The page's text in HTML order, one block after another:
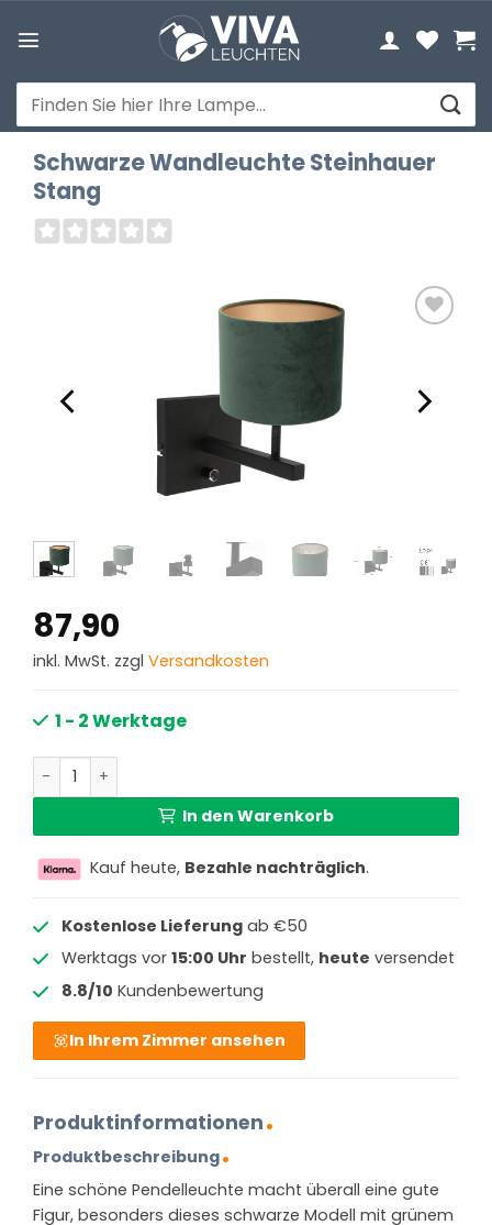
Inhalt
Suchen
nach:
Schwarze Wandleuchte Steinhauer
Stang
87,90
inkl. MwSt. zzgl Versandkosten
1 - 2 Werktage
Schwarze Wandleuchte Steinhauer Stang Menge
In den Warenkorb
Kauf heute, Bezahle nachträglich.
Kostenlose Lieferungab €50
Werktags vor 15:00 Uhr bestellt, heute versendet
8.8/10 Kundenbewertung
In Ihrem Zimmer ansehen
Produktinformationen
Produktbeschreibung
Eine schöne Pendelleuchte macht überall eine gute
Figur, besonders dieses schwarze Modell mit grünem